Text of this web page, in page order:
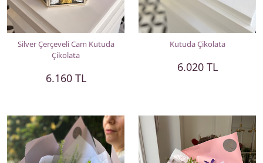
Silver Çerçeveli Cam Kutuda
Çikolata
6.160 TL
Kutuda Çikolata
6.020 TL